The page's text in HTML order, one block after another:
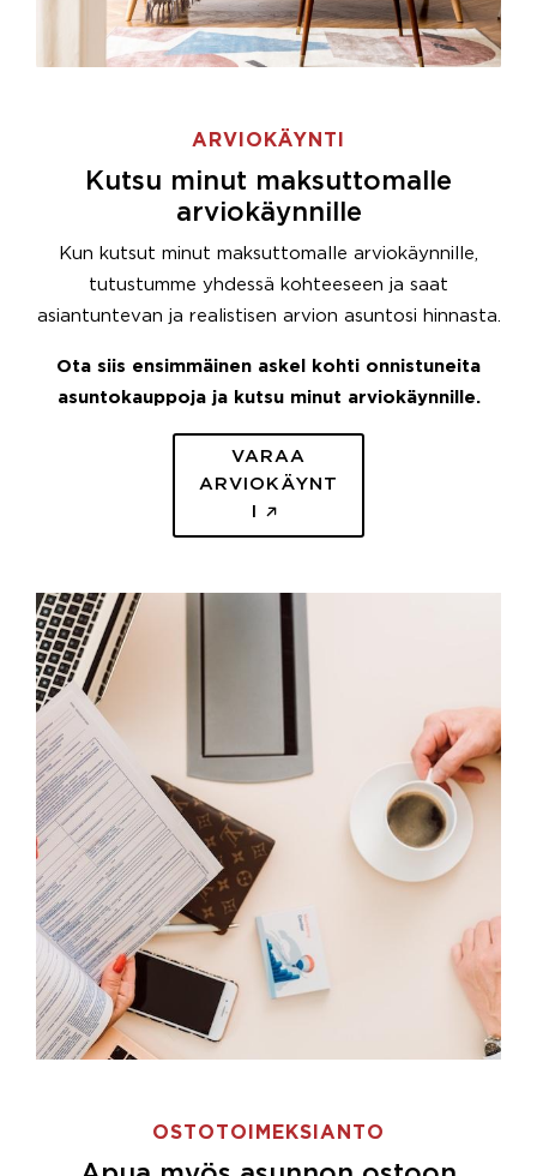
ARVIOKÄYNTI
Kutsu minut maksuttomalle
arviokäynnille
Kun kutsut minut maksuttomalle arviokäynnille,
tutustumme yhdessä kohteeseen ja saat
asiantuntevan ja realistisen arvion asuntosi hinnasta.
Ota siis ensimmäinen askel kohti onnistuneita
asuntokauppoja ja kutsu minut arviokäynnille.
VARAA
ARVIOKÄYNT
OSTOTOIMEKSIANTO